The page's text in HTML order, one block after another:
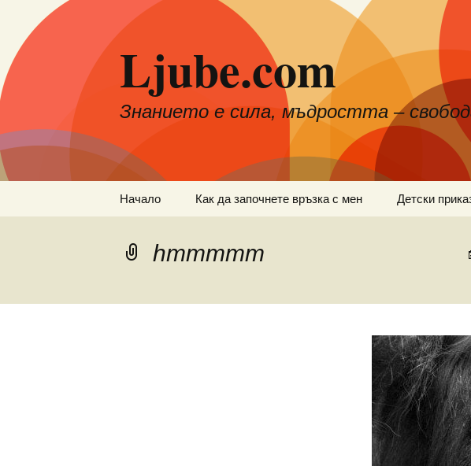
съдържанието
Ljube.com
Знанието е сила, мъдростта –
Начало Как да започнете връзка с мен Детски
hmmmmm